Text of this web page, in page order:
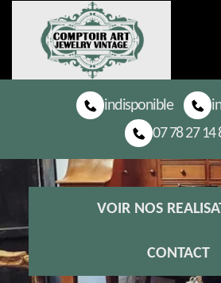
indisponible
07 78 27 14
VOIR NOS
CONTACT